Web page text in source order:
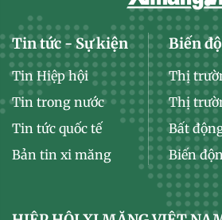
Tin tức - Sự kiện
Tin Hiệp hội
Tin trong nước
Tin tức quốc tế
Bản tin xi măng
Biến
Thị
Thị
Bất
Biến